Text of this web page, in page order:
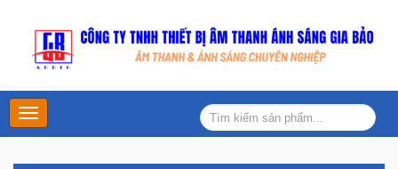
Main
Menu